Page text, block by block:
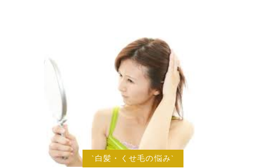
`白髪・くせ毛の悩み`